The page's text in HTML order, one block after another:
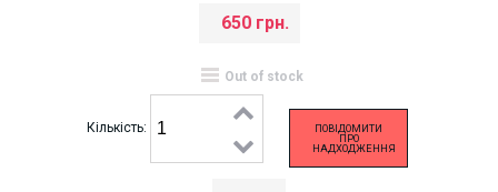
650 грн.
Out of stock
Кількість:
ПОВІДОМИТИ
ПРО
НАДХОДЖЕННЯ